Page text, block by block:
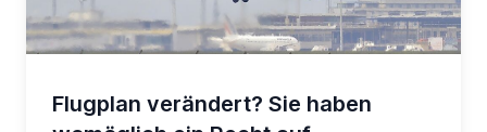
Flugplan verändert? Sie haben